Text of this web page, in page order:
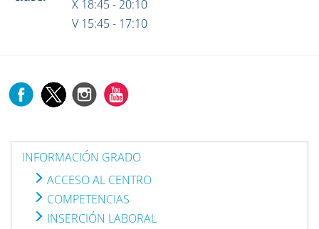
X 18:45 - 20:10
V 15:45 - 17:10
INFORMACIÓN GRADO
ACCESO AL CENTRO
COMPETENCIAS
INSERCIÓN LABORAL